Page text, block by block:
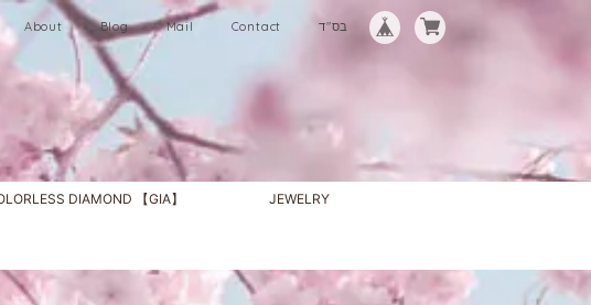
About Blog Mail Contact בס"ד
DIAMOND 【GIA】 JEWELRY